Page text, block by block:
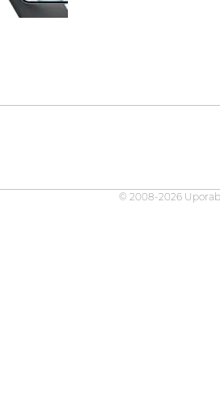
© 2008-2026